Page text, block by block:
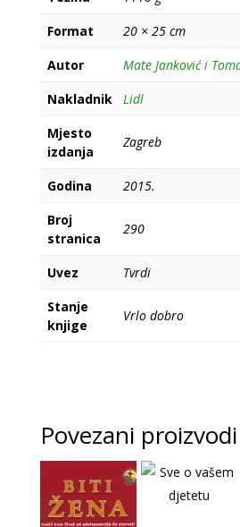
Format
20 × 25 cm
Autor
Mate Janković i
Nakladnik
Lidl
Mjesto
izdanja
Zagreb
Godina
2015.
Broj
stranica
290
Uvez
Tvrdi
Stanje
knjige
Vrlo dobro
Povezani proizvodi